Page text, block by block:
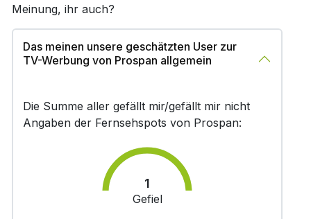
Meinung, ihr auch?
Das meinen unsere geschätzten User zur
TV-Werbung von Prospan allgemein
Die Summe aller gefällt mir/gefällt mir nicht
Angaben der Fernsehspots von Prospan:
1
Gefiel